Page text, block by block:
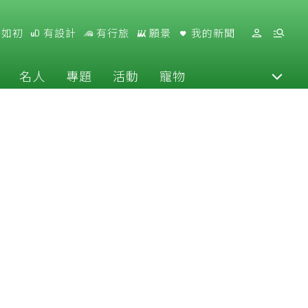
初 有設計 有行旅 願景 我的新聞
名人 專題 活動 寵物